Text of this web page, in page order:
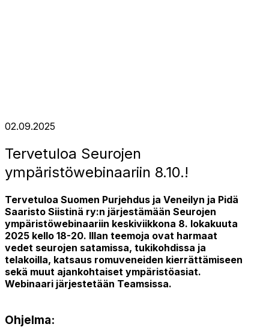
02.09.2025
Tervetuloa Seurojen
ympäristöwebinaariin 8.10.!
Tervetuloa Suomen Purjehdus ja Veneilyn ja Pidä
Saaristo Siistinä ry:n järjestämään Seurojen
ympäristöwebinaariin keskiviikkona 8. lokakuuta
2025 kello 18-20. Illan teemoja ovat harmaat
vedet seurojen satamissa, tukikohdissa ja
telakoilla, katsaus romuveneiden kierrättämiseen
sekä muut ajankohtaiset ympäristöasiat.
Webinaari järjestetään Teamsissa.
Ohjelma: